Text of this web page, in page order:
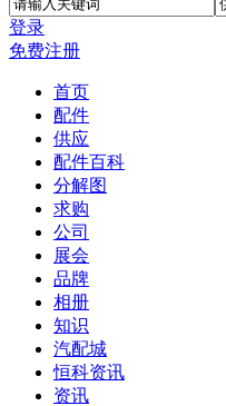
登录
免费注册
首页
配件
供应
配件百科
分解图
求购
公司
展会
品牌
相册
知识
汽配城
恒科资讯
资讯